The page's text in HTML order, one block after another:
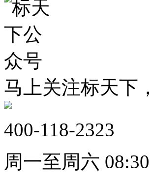
马上关注标天下
400-118-2323
周一至周六